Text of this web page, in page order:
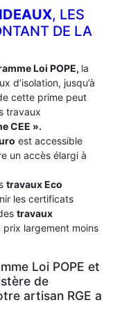
, LES
DE LA
Loi POPE, la
d’isolation, jusqu’à
cette prime peut
travaux
CEE ».
est accessible
un accès élargi à
travaux Eco
les certificats
travaux
prix largement moins
Loi POPE et
de
artisan RGE a